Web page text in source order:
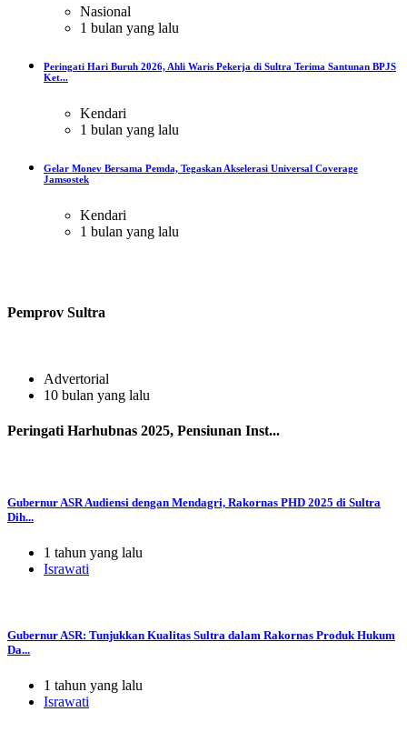
Nasional
1 bulan yang lalu
Peringati Hari Buruh 2026, Ahli Waris Pekerja di Sultra Terima Santunan BPJS
Ket...
Kendari
1 bulan yang lalu
Gelar Monev Bersama Pemda, Tegaskan Akselerasi Universal Coverage
Jamsostek
Kendari
1 bulan yang lalu
Pemprov Sultra
Advertorial
10 bulan yang lalu
Peringati Harhubnas 2025, Pensiunan Inst...
Gubernur ASR Audiensi dengan Mendagri, Rakornas PHD 2025 di Sultra
Dih...
1 tahun yang lalu
Israwati
Gubernur ASR: Tunjukkan Kualitas Sultra dalam Rakornas Produk Hukum
Da...
1 tahun yang lalu
Israwati